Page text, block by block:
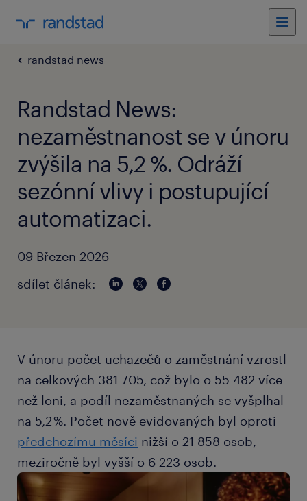
randstad news
Randstad News:
nezaměstnanost se v únoru
zvýšila na 5,2 %. Odráží
sezónní vlivy i postupující
automatizaci.
09 Březen 2026
sdílet článek:
V únoru počet uchazečů o zaměstnání vzrostl
na celkových 381 705, což bylo o 55 482 více
než loni, a podíl nezaměstnaných se vyšplhal
na 5,2 %. Počet nově evidovaných byl oproti
předchozímu měsíci nižší o 21 858 osob,
meziročně byl vyšší o 6 223 osob.